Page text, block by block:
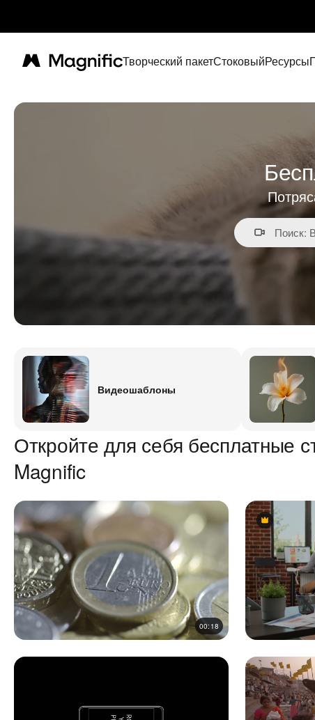
Magnific Творческий пакетСтоковыйРесурсы
Видеошаблоны
Откройте для себя бесплатные
Magnific
00:18
Premium
Premium